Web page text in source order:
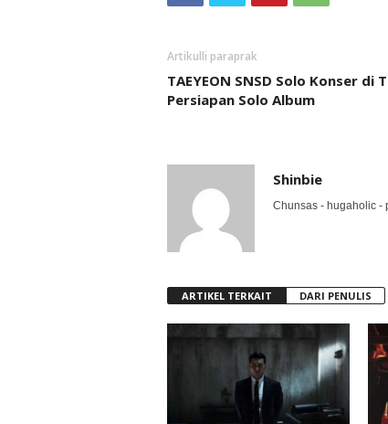
Artikulli paraprak
TAEYEON SNSD Solo Konser di
Persiapan Solo Album
Shinbie
Chunsas - hugaholic -
ARTIKEL TERKAIT DARI PENULIS